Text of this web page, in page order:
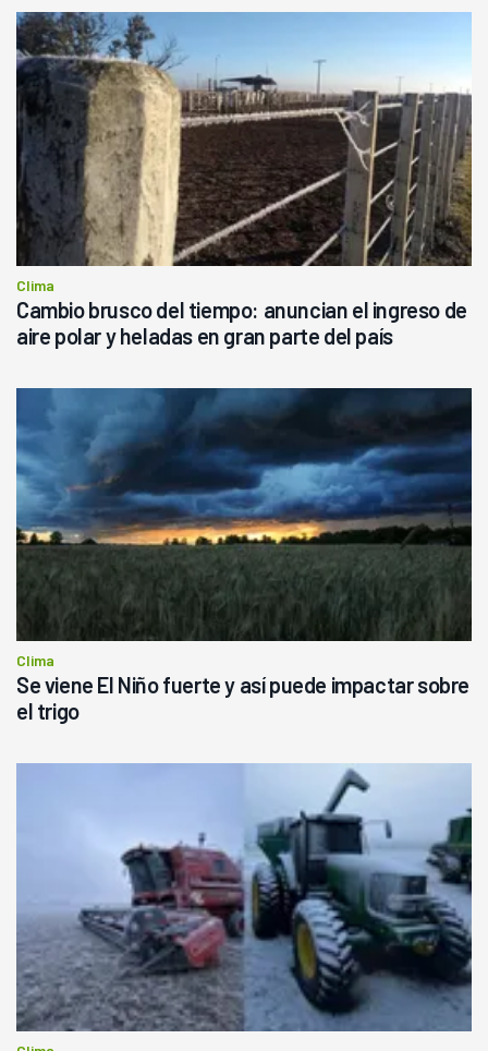
Clima
Cambio brusco del tiempo: anuncian el ingreso de
aire polar y heladas en gran parte del país
Clima
Se viene El Niño fuerte y así puede impactar sobre
el trigo